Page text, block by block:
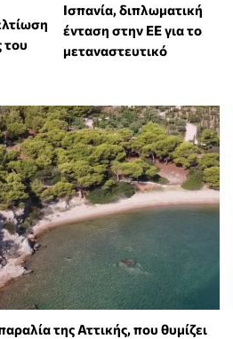
του
Ισπανία, διπλωματική
ένταση στην ΕΕ για το
μεταναστευτικό
της Αττικής, που θυμίζει